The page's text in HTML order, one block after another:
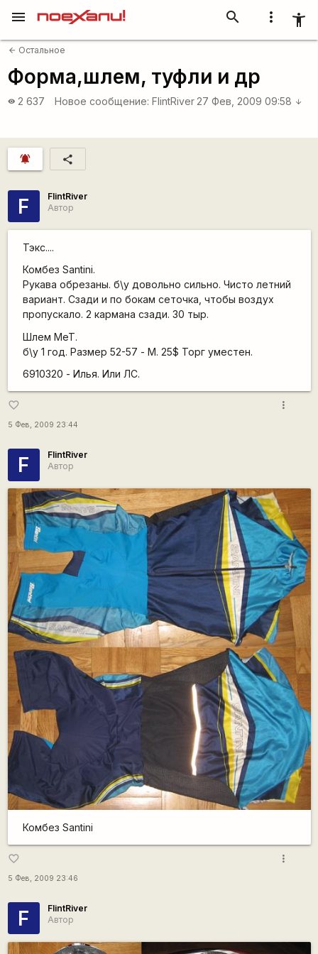
more_vert accessibility_new
search
menu
arrow_back Остальное
Форма,шлем, туфли и др
visibility 2 637 Новое сообщение: FlintRiver 27 Фев, 2009 09:58 arrow_downward
notifications_active share
F
FlintRiver
Автор
Тэкс....
Комбез Santini.
Рукава обрезаны. б\у довольно сильно. Чисто летний
вариант. Сзади и по бокам сеточка, чтобы воздух
пропускало. 2 кармана сзади. 30 тыр.
Шлем MeT.
б\у 1 год. Размер 52-57 - M. 25$ Торг уместен.
6910320 - Илья. Или ЛС.
favorite_border
5 Фев, 2009 23:44
more_vert
F
FlintRiver
Автор
Комбез Santini
favorite_border
5 Фев, 2009 23:46
more_vert
F
FlintRiver
Автор